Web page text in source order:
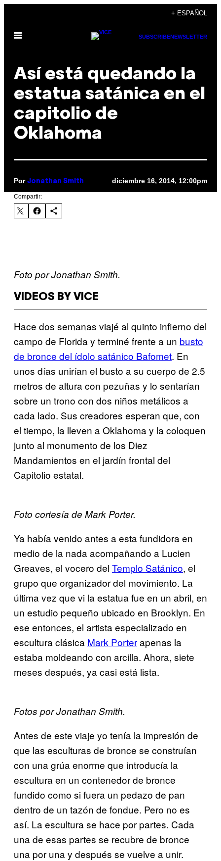
contenido
+ ESPAÑOL
Abrir
SUBSCRIBENEWSLETTER
Así está quedando la
estatua satánica en el
capitolio de
Oklahoma
Por Jonathan Smith diciembre 16, 2014, 12:00pm
Compartir:
Foto por Jonathan Smith.
VIDEOS BY VICE
Hace dos semanas viajé al quinto infierno del
campo de Florida y terminé frente a un busto
de bronce d​el ídolo satánico Bafomet. En
unos días unirían el busto a su cuerpo de 2.5
metros de altura con pezuñas y lo sentarían
sobre un trono con dos niños metálicos a
cada lado. Sus creadores esperan que, con
el tiempo, la lleven a Oklahoma y la coloquen
junto al monumento de los Diez
Mandamientos en el jardín frontal del
Capitolio estatal.
Foto cortesía de Mark Porter.
Ya había venido antes a esta fundidora en
medio de la nada acompañando a Lucien
Greaves, el vocero del ​Templo Satánico​, el
grupo que organizador del movimiento. La
última vez que vi la estatua fue en un abril, en
un estudio pequeño ubicado en Brooklyn. En
ese entonces, el artista especializado en
escultura clásica Mar​k Porterapenas la
estaba moldeando con arcilla. Ahora, siete
meses después, ya casi está lista.
Fotos por Jonathan Smith.
Antes de este viaje yo tenía la impresión de
que las esculturas de bronce se construían
con una grúa enorme que introducía la
escultura en un contenedor de bronce
fundido como si fuera un pedazo de pan
dentro de un tazón de fondue. Pero no es
así. La escultura se hace por partes. Cada
una de esas partes se recubre de bronce
una por una y después se vuelve a unir.